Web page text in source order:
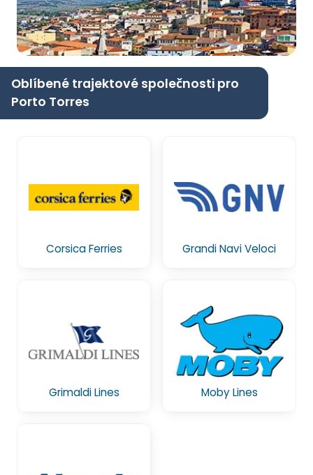
Oblíbené trajektové společnosti pro
Porto Torres
Corsica Ferries Grandi Navi Veloci
Grimaldi Lines Moby Lines